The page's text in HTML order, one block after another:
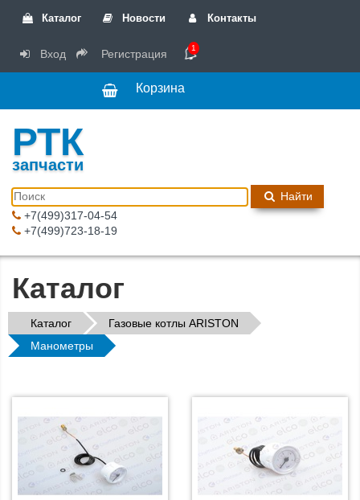
Каталог Новости Контакты
Вход Регистрация 1
Корзина
РТК
запчасти
Найти
+7(499)317-04-54
+7(499)723-18-19
Каталог
Каталог
Газовые котлы ARISTON
Манометры